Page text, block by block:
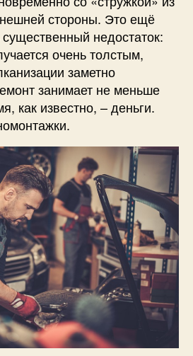
стороны. Это ещё
недостаток:
очень толстым,
заметно
занимает не меньше
как известно, – деньги.